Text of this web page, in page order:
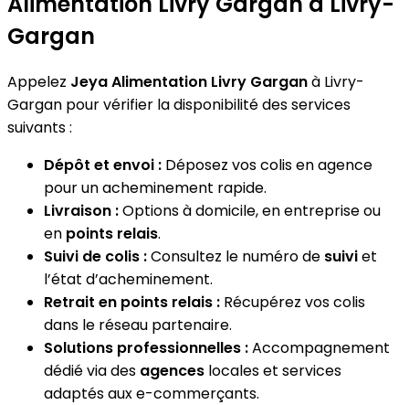
Gargan
Appelez Jeya Alimentation Livry Garganà Livry-
Gargan pour vérifier la disponibilité des services
suivants :
Dépôt et envoi : Déposez vos colis en agence
pour un acheminement rapide.
Livraison :Options à domicile, en entreprise ou
en points relais.
Suivi de colis :Consultez le numéro de suiviet
l’état d’acheminement.
Retrait en points relais : Récupérez vos colis
dans le réseau partenaire.
Solutions professionnelles :Accompagnement
dédié via des agences locales et services
adaptés aux e-commerçants.